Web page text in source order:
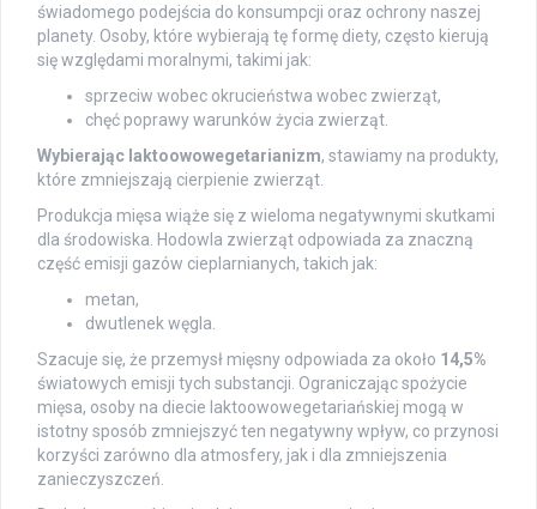
świadomego podejścia do konsumpcji oraz ochrony naszej
planety. Osoby, które wybierają tę formę diety, często kierują
się względami moralnymi, takimi jak:
sprzeciw wobec okrucieństwa wobec zwierząt,
chęć poprawy warunków życia zwierząt.
Wybierając laktoowowegetarianizm, stawiamy na produkty,
które zmniejszają cierpienie zwierząt.
Produkcja mięsa wiąże się z wieloma negatywnymi skutkami
dla środowiska. Hodowla zwierząt odpowiada za znaczną
część emisji gazów cieplarnianych, takich jak:
metan,
dwutlenek węgla.
Szacuje się, że przemysł mięsny odpowiada za około 14,5%
światowych emisji tych substancji. Ograniczając spożycie
mięsa, osoby na diecie laktoowowegetariańskiej mogą w
istotny sposób zmniejszyć ten negatywny wpływ, co przynosi
korzyści zarówno dla atmosfery, jak i dla zmniejszenia
zanieczyszczeń.